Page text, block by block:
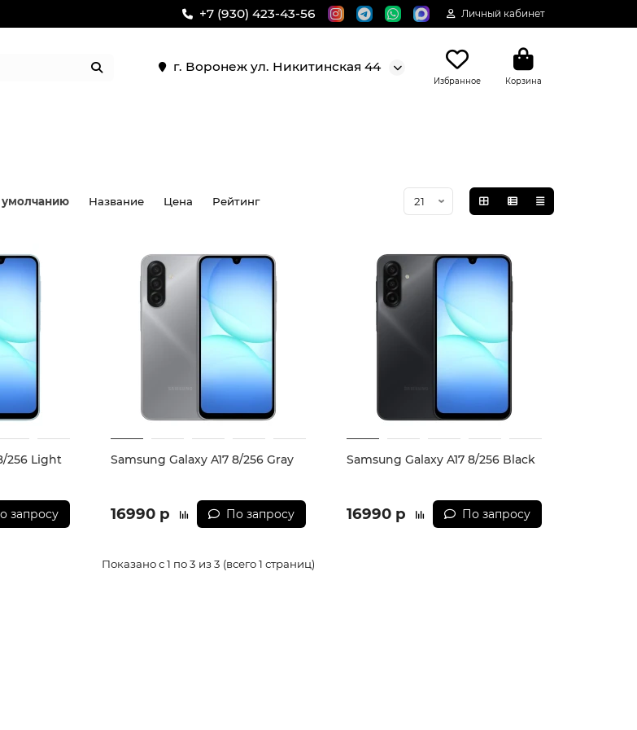
+7 (930) 423-43-56 Личный кабинет
г. Воронеж ул. Никитинская 44
Избранное Корзина
Название Цена Рейтинг
256 Light
запросу
Samsung Galaxy A17 8/256 Gray
16990 р По запросу
Samsung Galaxy A17 8/256 Black
16990 р По запросу
Показано с 1 по 3 из 3 (всего 1 страниц)